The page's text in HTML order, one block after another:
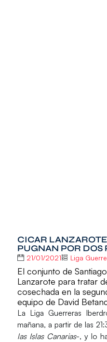
CICAR
PUGNAN POR DOS
21/01/2021 Liga
El conjunto de
Lanzarote para tratar
cosechada en la
equipo de David
La Liga Guerreras
mañana, a partir de las
las Islas Canarias-, y lo